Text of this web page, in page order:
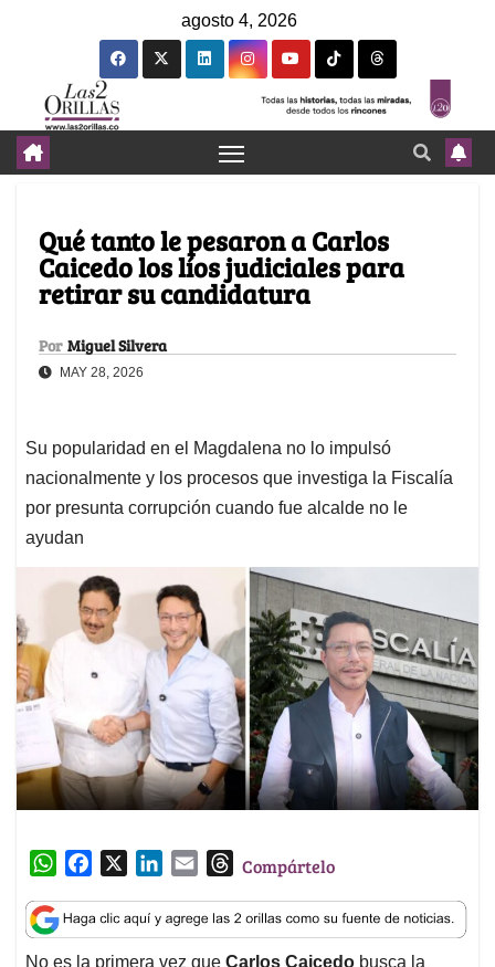
agosto 4, 2026
Qué tanto le pesaron a Carlos
Caicedo los líos judiciales para
retirar su candidatura
Por Miguel Silvera
MAY 28, 2026
Su popularidad en el Magdalena no lo impulsó
nacionalmente y los procesos que investiga la Fiscalía
por presunta corrupción cuando fue alcalde no le
ayudan
W
a
t
c
e
n
k
a
i
T
r
e
Compártelo
No es la primera vez que Carlos Caicedo busca la